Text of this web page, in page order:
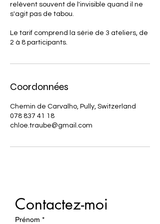
relèvent souvent de l'invisible quand il ne
s'agit pas de tabou.
Le tarif comprend la série de 3 ateliers, de
2 à 8 participants.
Coordonnées
Chemin de Carvalho, Pully, Switzerland
078 837 41 18
chloe.traube@gmail.com
Contactez-moi
Prénom *